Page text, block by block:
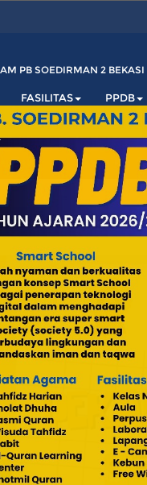
PB SOEDIRMAN 2 BEKASI
FASILITAS PPDB
2 TAHUN AJARAN